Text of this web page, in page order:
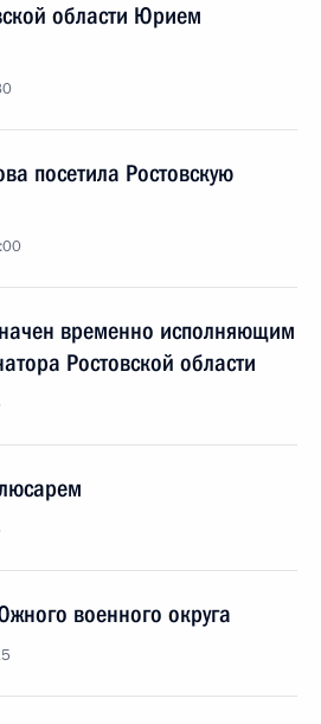
области Юрием
посетила Ростовскую
временно исполняющим
Ростовской области
военного округа